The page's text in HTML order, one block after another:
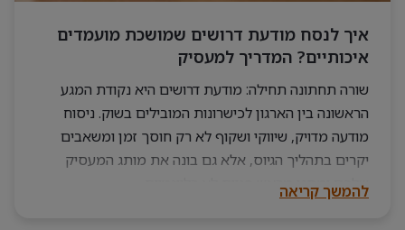
איך לנסח מודעת דרושים שמושכת מועמדים
איכותיים? המדריך למעסיק
שורה תחתונה תחילה: מודעת דרושים היא נקודת המגע
הראשונה בין הארגון לכישרונות המובילים בשוק. ניסוח
מודעה מדויק, שיווקי ושקוף לא רק חוסך זמן ומשאבים
יקרים בתהליך הגיוס, אלא גם בונה את מותג המעסיק
שלכם ומסנן מראש פניות לא רלוונטיות.
להמשך קריאה